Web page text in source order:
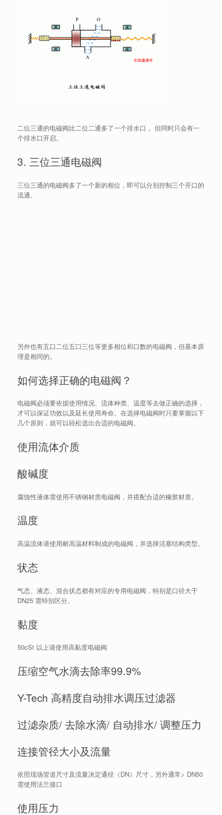
二位三通的电磁阀比二位二通多了一个排水口， 但同时只会有一
个排水口开启。
3. 三位三通电磁阀
三位三通的电磁阀多了一个新的相位，即可以分别控制三个开口的
流通。
另外也有五口二位五口三位等更多相位和口数的电磁阀，但基本原
理是相同的。
如何选择正确的电磁阀？
电磁阀必须要依据使用情况、流体种类、温度等去做正确的选择，
才可以保证功效以及延长使用寿命。在选择电磁阀时只要掌握以下
几个原则，就可以轻松选出合适的电磁阀。
使用流体介质
酸碱度
腐蚀性液体需使用不锈钢材质电磁阀，并搭配合适的橡胶材质。
温度
高温流体请使用耐高温材料制成的电磁阀，并选择活塞结构类型。
状态
气态、液态、混合状态都有对应的专用电磁阀，特别是口径大于
DN25 需特别区分。
黏度
50cSt 以上请使用高黏度电磁阀
压缩空气水滴去除率99.9%
Y-Tech 高精度自动排水调压过滤器
过滤杂质/ 去除水滴/ 自动排水/ 调整压力
连接管径大小及流量
依照现场管道尺寸及流量决定通径（DN）尺寸，另外通常> DN50
需使用法兰接口
使用压力